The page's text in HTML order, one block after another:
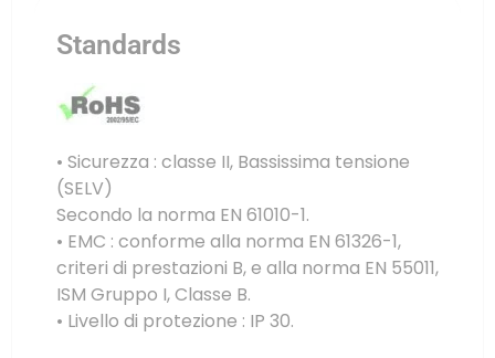
Standards
• Sicurezza : classe II, Bassissima tensione
(SELV)
Secondo la norma EN 61010-1.
• EMC : conforme alla norma EN 61326-1,
criteri di prestazioni B, e alla norma EN 55011,
ISM Gruppo I, Classe B.
• Livello di protezione : IP 30.